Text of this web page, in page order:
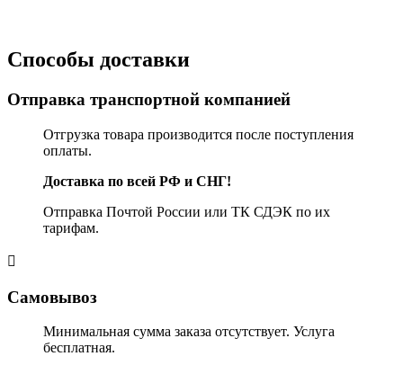
Способы доставки
Отправка транспортной компанией
Отгрузка товара производится после поступления
оплаты.
Доставка по всей РФ и СНГ!
Отправка Почтой России или ТК СДЭК по их
тарифам.
Самовывоз
Минимальная сумма заказа отсутствует. Услуга
бесплатная.